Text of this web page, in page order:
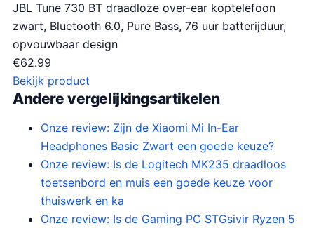
JBL Tune 730 BT draadloze over-ear koptelefoon
zwart, Bluetooth 6.0, Pure Bass, 76 uur batterijduur,
opvouwbaar design
€62.99
Bekijk product
Andere vergelijkingsartikelen
Onze review: Zijn de Xiaomi Mi In-Ear
Headphones Basic Zwart een goede keuze?
Onze review: Is de Logitech MK235 draadloos
toetsenbord en muis een goede keuze voor
thuiswerk en ka
Onze review: Is de Gaming PC STGsivir Ryzen 5